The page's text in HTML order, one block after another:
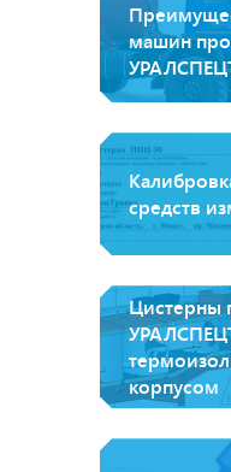
машин
средств
Цистерны
корпусом